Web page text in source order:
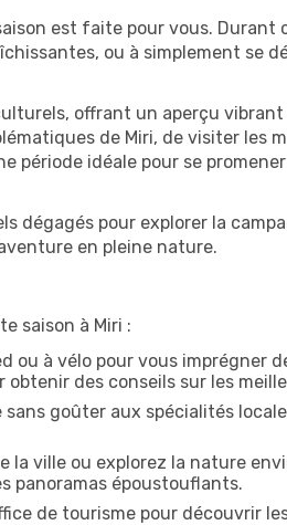
est faite pour vous.
ou à simplement se
offrant un aperçu
de Miri, de visiter les
période idéale pour se
dégagés pour explorer la
en pleine nature.
saison à Miri :
ou à vélo pour vous imprégner
obtenir des conseils sur les
goûter aux spécialités
la ville ou explorez la nature
panoramas époustouflants.
de tourisme pour découvrir